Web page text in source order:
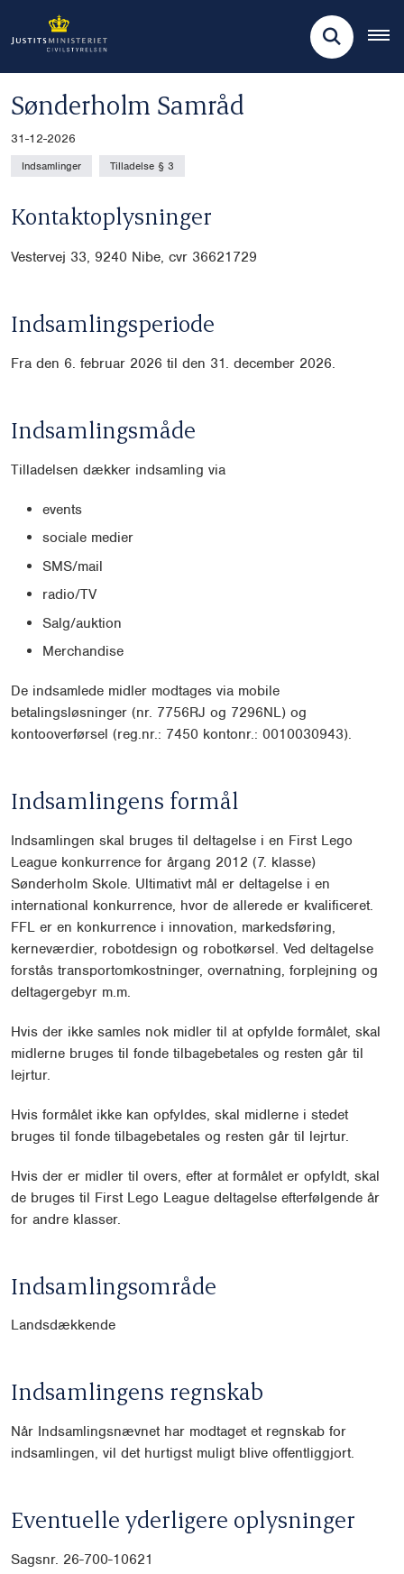
Sønderholm Samråd
31-12-2026
Indsamlinger Tilladelse § 3
Kontaktoplysninger
Vestervej 33, 9240 Nibe, cvr 36621729
Indsamlingsperiode
Fra den 6. februar 2026 til den 31. december 2026.
Indsamlingsmåde
Tilladelsen dækker indsamling via
events
sociale medier
SMS/mail
radio/TV
Salg/auktion
Merchandise
De indsamlede midler modtages via mobile
betalingsløsninger (nr. 7756RJ og 7296NL) og
kontooverførsel (reg.nr.: 7450 kontonr.: 0010030943).
Indsamlingens formål
Indsamlingen skal bruges til deltagelse i en First Lego
League konkurrence for årgang 2012 (7. klasse)
Sønderholm Skole. Ultimativt mål er deltagelse i en
international konkurrence, hvor de allerede er kvalificeret.
FFL er en konkurrence i innovation, markedsføring,
kerneværdier, robotdesign og robotkørsel. Ved deltagelse
forstås transportomkostninger, overnatning, forplejning og
deltagergebyr m.m.
Hvis der ikke samles nok midler til at opfylde formålet, skal
midlerne bruges til fonde tilbagebetales og resten går til
lejrtur.
Hvis formålet ikke kan opfyldes, skal midlerne i stedet
bruges til fonde tilbagebetales og resten går til lejrtur.
Hvis der er midler til overs, efter at formålet er opfyldt, skal
de bruges til First Lego League deltagelse efterfølgende år
for andre klasser.
Indsamlingsområde
Landsdækkende
Indsamlingens regnskab
Når Indsamlingsnævnet har modtaget et regnskab for
indsamlingen, vil det hurtigst muligt blive offentliggjort.
Eventuelle yderligere oplysninger
Sagsnr. 26-700-10621